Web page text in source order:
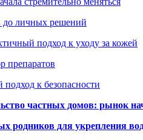
до личных решений
подход к уходу за кожей
препаратов
к безопасности
частных домов: рынок
родников для укрепления